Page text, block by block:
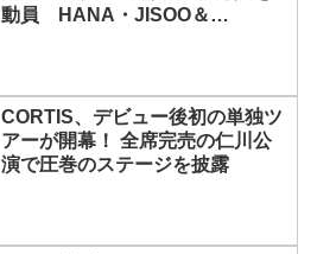
動員 HANA・JISOO＆
CORTIS、デビュー後初の単独ツ
アーが開幕！ 全席完売の仁川公
演で圧巻のステージを披露